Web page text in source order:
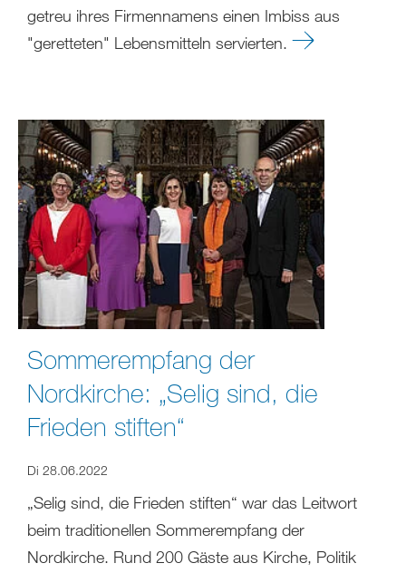
getreu ihres Firmennamens einen Imbiss aus
"geretteten" Lebensmitteln servierten.
Sommerempfang der
Nordkirche: „Selig sind, die
Frieden stiften“
Di 28.06.2022
„Selig sind, die Frieden stiften“ war das Leitwort
beim traditionellen Sommerempfang der
Nordkirche. Rund 200 Gäste aus Kirche, Politik